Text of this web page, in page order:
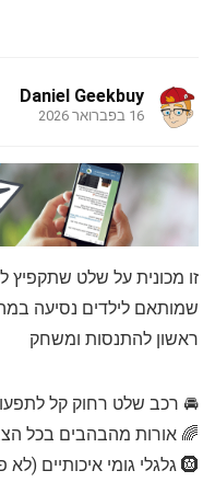
Daniel Geekbuy
16 בפברואר 2026
זו מכונית על שלט
שמותאם לילדים נסיעה
ראשון להתנסות ומשחק
🚘 רכב שלט רחוק קל
🌈 אורות מהבהבים בכל
🛞 גלגלי גומי איכותיים (לא פלסטיק!) נסיעה חלקה גם בשטח